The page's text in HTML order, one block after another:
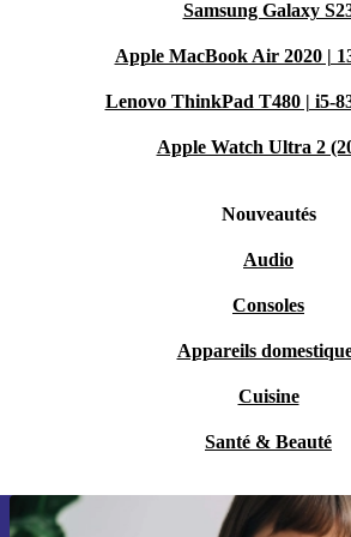
Samsung Galaxy
Apple MacBook Air 2020 |
Lenovo ThinkPad T480 | i5-
Apple Watch Ultra 2
Nouveautés
Audio
Consoles
Appareils
Cuisine
Santé & Beauté